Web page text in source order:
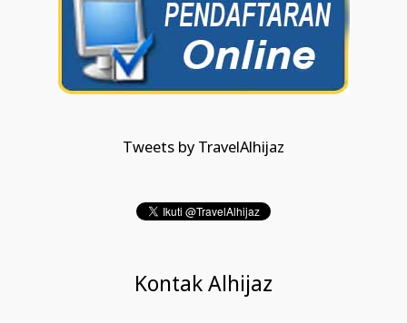
Tweets by TravelAlhijaz
Kontak Alhijaz